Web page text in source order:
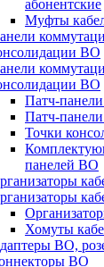
абонентские
Муфты
ВО
ВО
Патч-
Патч-
Точки
панелей ВО
Хомуты
ВО,
ВО